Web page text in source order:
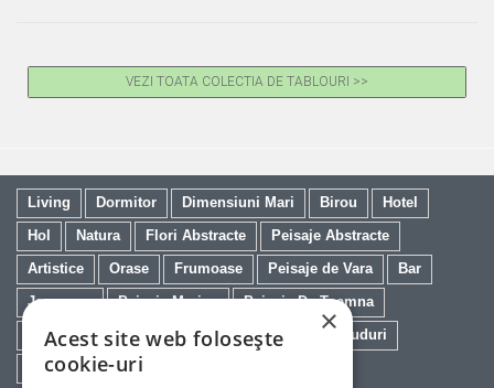
VEZI TOATA COLECTIA DE TABLOURI >>
Living Dormitor Dimensiuni Mari Birou
Hotel
Hol
Natura Flori Abstracte
Peisaje Abstracte
Artistice
Orase Frumoase Peisaje de Vara
Bar
Japoneze
Peisaje Marine
Peisaje De Toamna
Minimaliste
Salon Cai Feng Shui
Nuduri
Trandafiri
Vintage
×
Acest site web folosește
cookie-uri